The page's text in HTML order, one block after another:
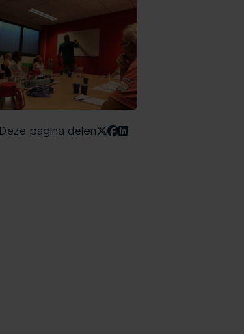
Deze pagina delen